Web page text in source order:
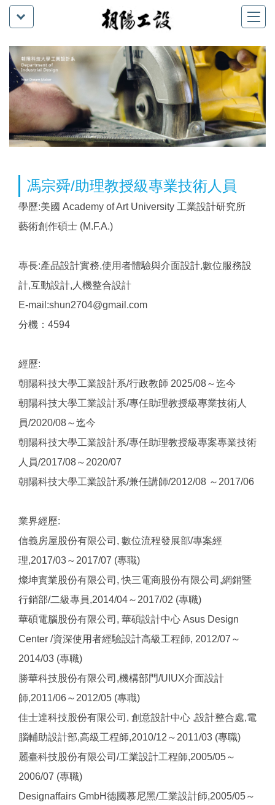
馮宗舜/助理教授級專業技術人員
學歷:美國 Academy of Art University 工業設計研究所
藝術創作碩士 (M.F.A.)
專長:產品設計實務,使用者體驗與介面設計,數位服務設
計,互動設計,人機整合設計
E-mail:shun2704@gmail.com
分機：4594
經歷:
朝陽科技大學工業設計系/行政教師 2025/08～迄今
朝陽科技大學工業設計系/專任助理教授級專業技術人
員/2020/08～迄今
朝陽科技大學工業設計系/專任助理教授級專案專業技術
人員/2017/08～2020/07
朝陽科技大學工業設計系/兼任講師/2012/08 ～2017/06
業界經歷:
信義房屋股份有限公司, 數位流程發展部/專案經
理,2017/03～2017/07 (專職)
燦坤實業股份有限公司, 快三電商股份有限公司,網銷暨
行銷部/二級專員,2014/04～2017/02 (專職)
華碩電腦股份有限公司, 華碩設計中心 Asus Design
Center /資深使用者經驗設計高級工程師, 2012/07～
2014/03 (專職)
勝華科技股份有限公司,機構部門/UIUX介面設計
師,2011/06～2012/05 (專職)
佳士達科技股份有限公司, 創意設計中心 ,設計整合處,電
腦輔助設計部,高級工程師,2010/12～2011/03 (專職)
麗臺科技股份有限公司/工業設計工程師,2005/05～
2006/07 (專職)
Designaffairs GmbH德國慕尼黑/工業設計師,2005/05～